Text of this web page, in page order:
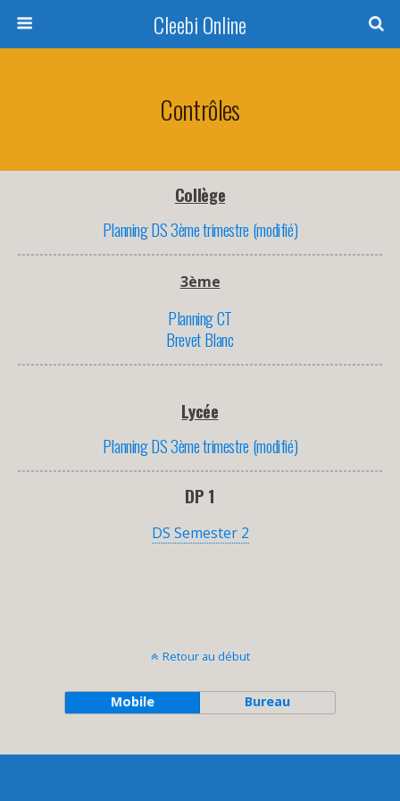
Cleebi Online
Contrôles
Collège
Planning DS 3ème trimestre (modifié)
3ème
Planning CT
Brevet Blanc
Lycée
Planning DS 3ème trimestre (modifié)
DP 1
DS Semester 2
Retour au début
Mobile Bureau